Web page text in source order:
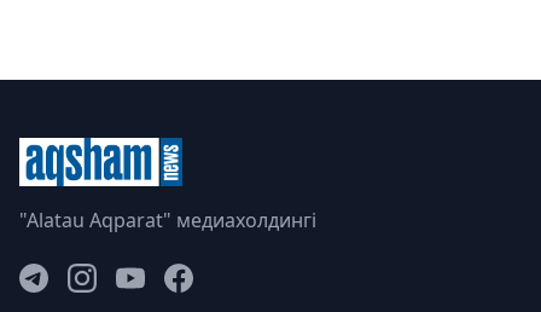
"Alatau Aqparat" медиахолдингі